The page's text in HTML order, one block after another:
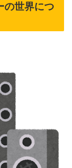
の世界につ